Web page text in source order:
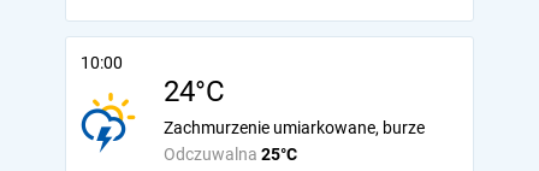
10:00
24°C
Odczuwalna 25°C
Zachmurzenie umiarkowane, burze